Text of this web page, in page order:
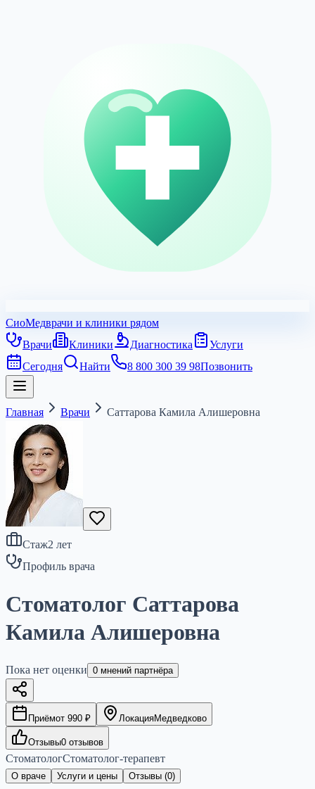
СиоМедврачи и клиники рядом
Врачи
Клиники Диагностика
Услуги
Сегодня
Найти 8 800 300 39 98Позвонить
Главная Врачи Саттарова Камила Алишеровна
Стаж2 лет
Профиль врача
Стоматолог Саттарова
Камила Алишеровна
Пока нет оценки 0 мнений партнёра
Приёмот 990 ₽ ЛокацияМедведково
Отзывы0 отзывов
СтоматологСтоматолог-терапевт
О враче Услуги и цены Отзывы (0)